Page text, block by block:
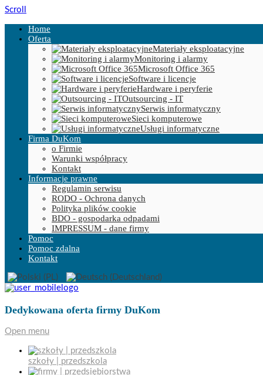
Scroll
Home
Oferta
Materiały eksploatacyjne
Monitoring i alarmy
Microsoft Office 365
Software i licencje
Hardware i peryferie
Outsourcing - IT
Serwis informatyczny
Sieci komputerowe
Usługi informatyczne
Firma DuKom
o Firmie
Warunki współpracy
Kontakt
Informacje prawne
Regulamin serwisu
RODO - Ochrona danych
Polityka plików cookie
BDO - gospodarka odpadami
IMPRESSUM - dane firmy
Pomoc
Pomoc zdalna
Kontakt
Dedykowana oferta firmy DuKom
Open menu
szkoły | przedszkola